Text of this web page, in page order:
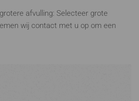
afvulling: Selecteer grote
wij contact met u op om een